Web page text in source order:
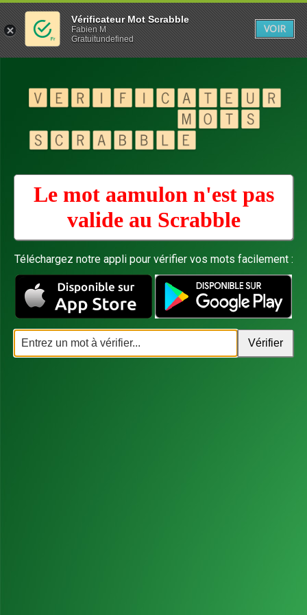
Le mot aamulon n'est pas
valide au Scrabble
Téléchargez notre appli pour vérifier vos mots facilement :
Vérificateur Mot Scrabble
Fabien M
Gratuitundefined
VOIR